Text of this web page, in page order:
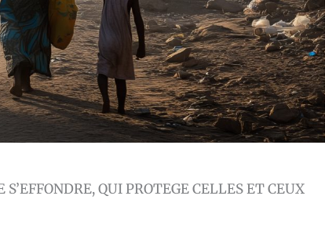
S’EFFONDRE, QUI PROTEGE CELLES ET CEUX